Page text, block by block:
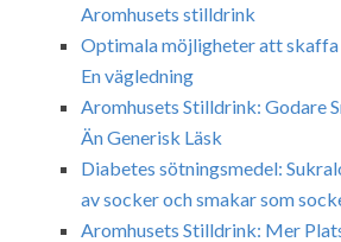
Aromhusets stilldrink
Optimala möjligheter att
En vägledning
Aromhusets Stilldrink: Godare
Än Generisk Läsk
Diabetes sötningsmedel:
av socker och smakar som
Aromhusets Stilldrink: Mer